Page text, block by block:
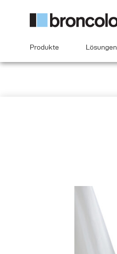
Produkte Lösungen